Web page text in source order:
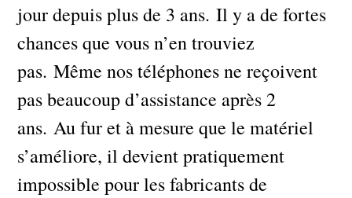
jour depuis plus de 3 ans. Il y a de fortes
chances que vous n’en trouviez
pas. Même nos téléphones ne reçoivent
pas beaucoup d’assistance après 2
ans. Au fur et à mesure que le matériel
s’améliore, il devient pratiquement
impossible pour les fabricants de